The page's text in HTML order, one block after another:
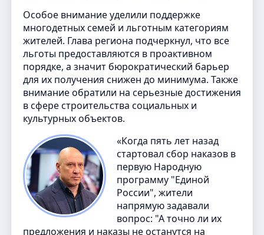
Особое внимание уделили поддержке
многодетных семей и льготным категориям
жителей. Глава региона подчеркнул, что все
льготы предоставляются в проактивном
порядке, а значит бюрократический барьер
для их получения снижен до минимума. Также
внимание обратили на серьезные достижения
в сфере строительства социальных и
культурных объектов.
«Когда пять лет назад
стартовал сбор наказов в
первую Народную
программу "Единой
России", жители
напрямую задавали
вопрос: "А точно ли их
предложения и наказы не останутся на